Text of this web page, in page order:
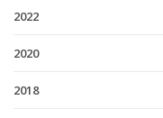
2022
2020
2018